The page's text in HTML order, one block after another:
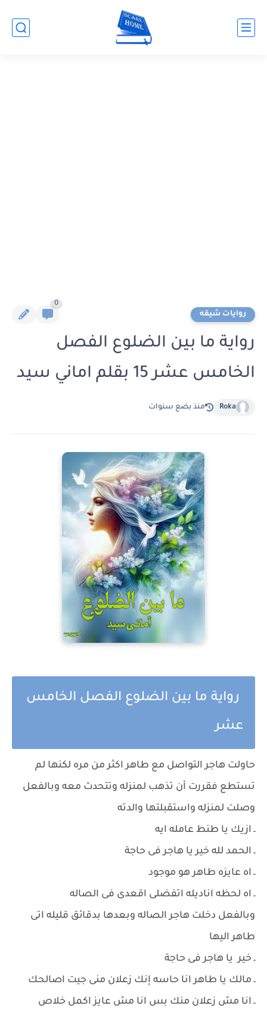
روايات شيقه
0
رواية ما بين الضلوع الفصل
الخامس عشر 15 بقلم اماني سيد
Roka منذ بضع سنوات
رواية ما بين الضلوع الفصل الخامس
عشر
حاولت هاجر التواصل مع طاهر اكثر من مره لكنها لم
تستطع فقررت أن تذهب لمنزله وتتحدث معه وبالفعل
وصلت لمنزله واستقبلتها والدته
ـ ازيك يا طنط عامله ايه
ـ الحمد لله خير يا هاجر فى حاجة
ـ اه عايزه طاهر هو موجود
ـ اه لحظه اناديله اتفضلى اقعدى فى الصاله
وبالفعل دخلت هاجر الصاله وبعدها بدقائق قليله اتى
طاهر اليها
ـ خير يا هاجر فى حاجة
ـ مالك يا طاهر انا حاسه إنك زعلان منى جيت اصالحك
ـ انا مش زعلان منك بس انا مش عايز اكمل خلاص